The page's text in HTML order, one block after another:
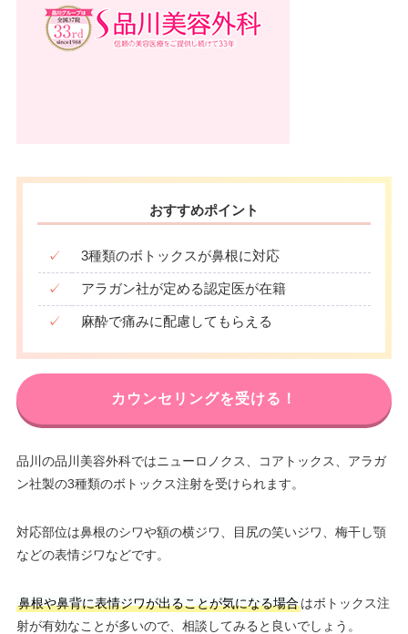
おすすめポイント
✓ 3種類のボトックスが鼻根に対応
✓ アラガン社が定める認定医が在籍
✓ 麻酔で痛みに配慮してもらえる
カウンセリングを受ける！
品川の品川美容外科ではニューロノクス、コアトックス、アラガ
ン社製の3種類のボトックス注射を受けられます。
対応部位は鼻根のシワや額の横ジワ、目尻の笑いジワ、梅干し顎
などの表情ジワなどです。
鼻根や鼻背に表情ジワが出ることが気になる場合はボトックス注
射が有効なことが多いので、相談してみると良いでしょう。